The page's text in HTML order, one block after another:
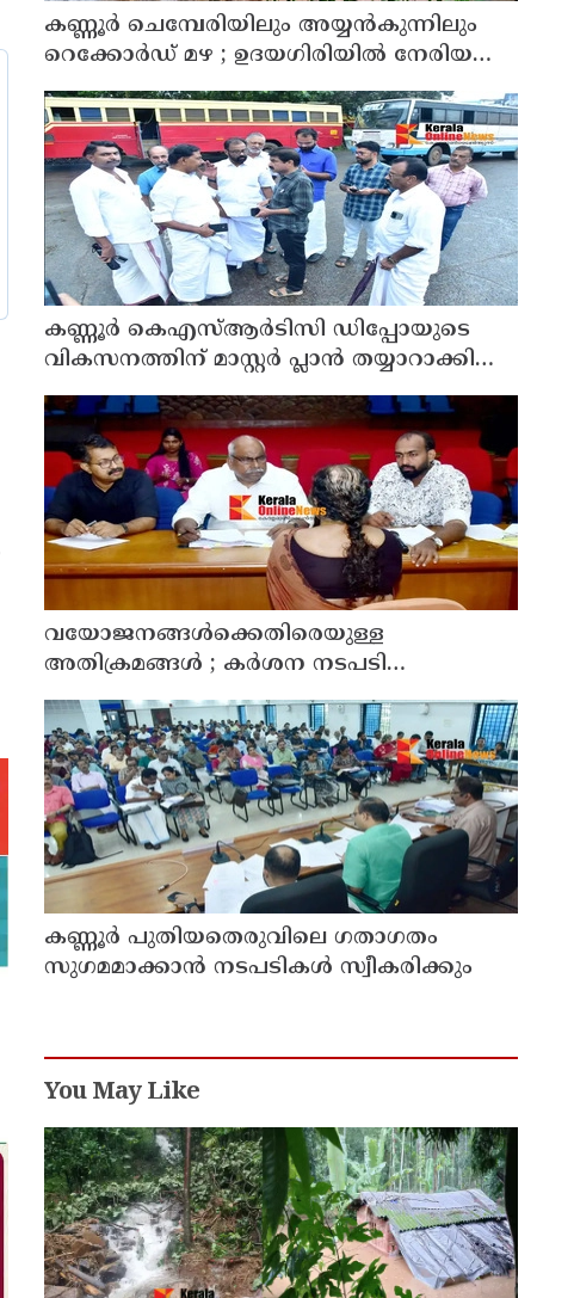
കണ്ണൂർ ചെമ്പേരിയിലും അയ്യൻകുന്നിലും
റെക്കോർഡ് മഴ ; ഉദയഗിരിയിൽ നേരിയ
ഉരുൾപൊട്ടൽ; 13 പേരെ ക്യാമ്പിലേക്ക് മാറ്റി
കണ്ണൂർ കെഎസ്ആർടിസി ഡിപ്പോയുടെ
വികസനത്തിന് മാസ്റ്റർ പ്ലാൻ തയ്യാറാക്കി
സമർപ്പിക്കും : ടി ഒ മോഹനൻ എം എൽ എ
വയോജനങ്ങൾക്കെതിരെയുള്ള
അതിക്രമങ്ങൾ ; കർശന നടപടി
സ്വീകരിക്കുമെന്ന് കമ്മീഷൻ
കണ്ണൂർ പുതിയതെരുവിലെ ഗതാഗതം
സുഗമമാക്കാന്‍ നടപടികള്‍ സ്വീകരിക്കും
You May Like